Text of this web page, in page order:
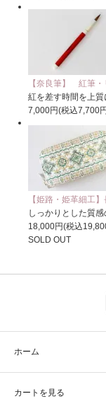
【奈良筆】 紅筆
紅を差す時間を上質
7,000円(税込7,700
【姫路・姫革細工
しっかりとした質
18,000円(税込
SOLD OUT
ホーム
カートを見る